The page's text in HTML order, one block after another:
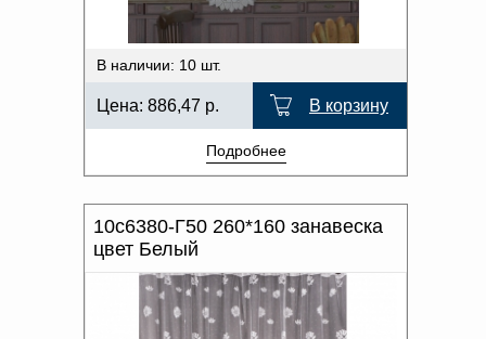
В наличии: 10 шт.
Цена: 886,47 р. В корзину
Подробнее
10с6380-Г50 260*160 занавеска
цвет Белый